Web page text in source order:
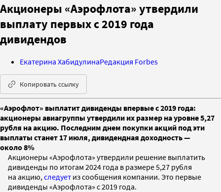
Акционеры «Аэрофлота» утвердили
выплату первых с 2019 года
дивидендов
Екатерина ХабидулинаРедакция Forbes
Копировать ссылку
«Аэрофлот» выплатит дивиденды впервые с 2019 года:
акционеры авиагруппы утвердили их размер на уровне 5,27
рубля на акцию. Последним днем покупки акций под эти
выплаты станет 17 июля, дивидендная доходность —
около 8%
Акционеры «Аэрофлота» утвердили решение выплатить
дивиденды по итогам 2024 года в размере 5,27 рубля
на акцию, следует из сообщения компании. Это первые
дивиденды «Аэрофлота» с 2019 года.